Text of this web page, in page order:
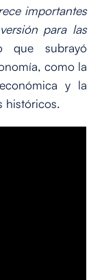
importantes
para las
que subrayó
como la
y la
históricos.